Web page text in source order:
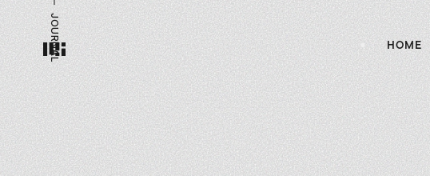
HOME
ホーム
JOURNAL